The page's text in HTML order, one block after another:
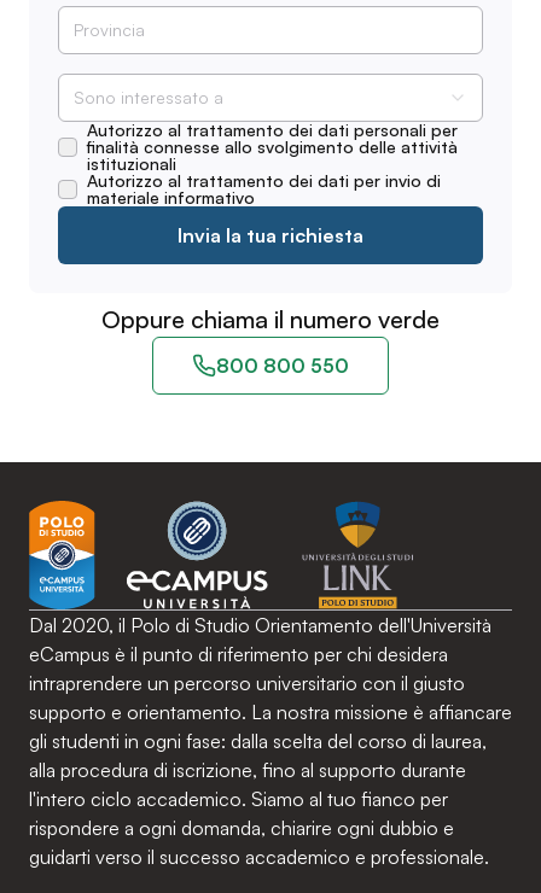
Sono interessato a
Autorizzo al trattamento dei dati personali per
finalità connesse allo svolgimento delle attività
istituzionali
Autorizzo al trattamento dei dati per invio di
materiale informativo
Invia la tua richiesta
Oppure chiama il numero verde
800 800 550
Dal 2020, il Polo di Studio Orientamento dell'Università
eCampus è il punto di riferimento per chi desidera
intraprendere un percorso universitario con il giusto
supporto e orientamento. La nostra missione è affiancare
gli studenti in ogni fase: dalla scelta del corso di laurea,
alla procedura di iscrizione, fino al supporto durante
l'intero ciclo accademico. Siamo al tuo fianco per
rispondere a ogni domanda, chiarire ogni dubbio e
guidarti verso il successo accademico e professionale.